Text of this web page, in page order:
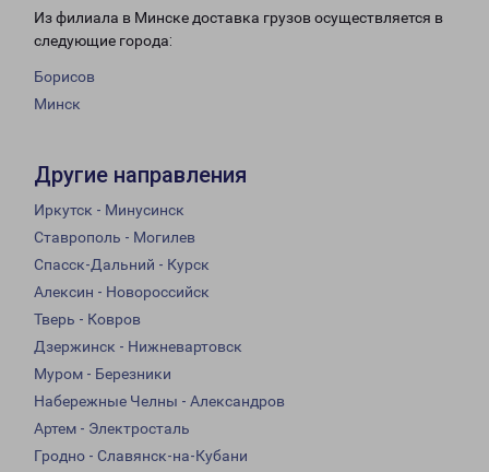
Из филиала в Минске доставка грузов осуществляется в
следующие города:
Борисов
Минск
Другие направления
Иркутск - Минусинск
Ставрополь - Могилев
Спасск-Дальний - Курск
Алексин - Новороссийск
Тверь - Ковров
Дзержинск - Нижневартовск
Муром - Березники
Набережные Челны - Александров
Артем - Электросталь
Гродно - Славянск-на-Кубани